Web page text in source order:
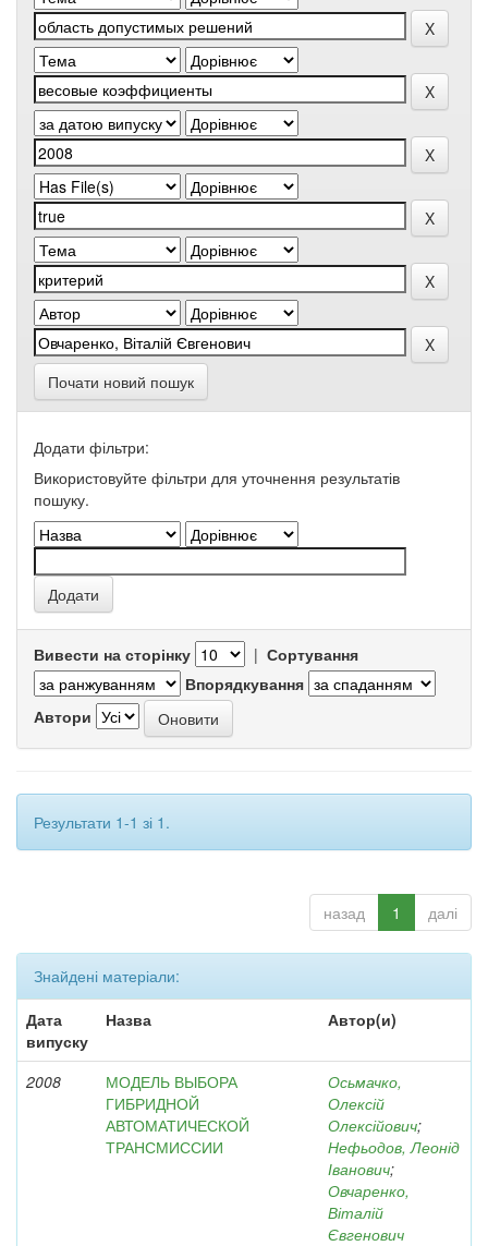
Почати новий пошук
Додати фільтри:
Використовуйте фільтри для уточнення результатів
пошуку.
Вивести на сторінку | Сортування
Впорядкування
Автори
Результати 1-1 зі 1.
назад 1 далі
Знайдені матеріали:
Дата
випуску
Назва Автор(и)
2008
МОДЕЛЬ ВЫБОРА
ГИБРИДНОЙ
АВТОМАТИЧЕСКОЙ
ТРАНСМИССИИ
Осьмачко,
Олексій
Олексійович;
Нефьодов, Леонід
Іванович;
Овчаренко,
Віталій
Євгенович